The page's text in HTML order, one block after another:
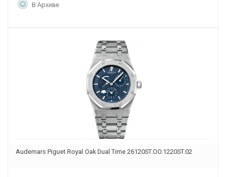
В Архиве
Audemars Piguet Royal Oak Dual Time 26120ST.OO.1220ST.02